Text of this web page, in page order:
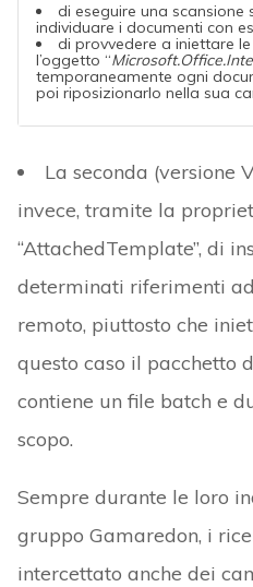
di eseguire una
individuare i documenti con
di provvedere a iniettare
l’oggetto “
temporaneamente ogni
poi riposizionarlo nella sua
La seconda (versione
invece, tramite la
“AttachedTemplate”, di
determinati riferimenti
remoto, piuttosto che
questo caso il pacchetto
contiene un file batch e
scopo.
Sempre durante le loro
gruppo Gamaredon, i
intercettato anche dei